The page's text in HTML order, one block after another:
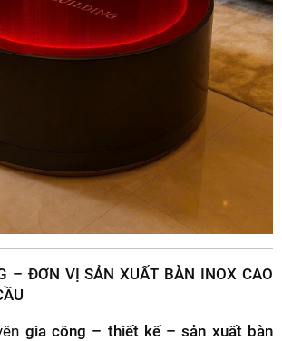
– ĐƠN VỊ SẢN XUẤT BÀN INOX CAO
gia công – thiết kế – sản xuất bàn